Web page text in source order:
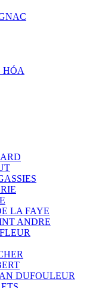
HÓA
LA FAYE
ANDRE
DUFOULEUR